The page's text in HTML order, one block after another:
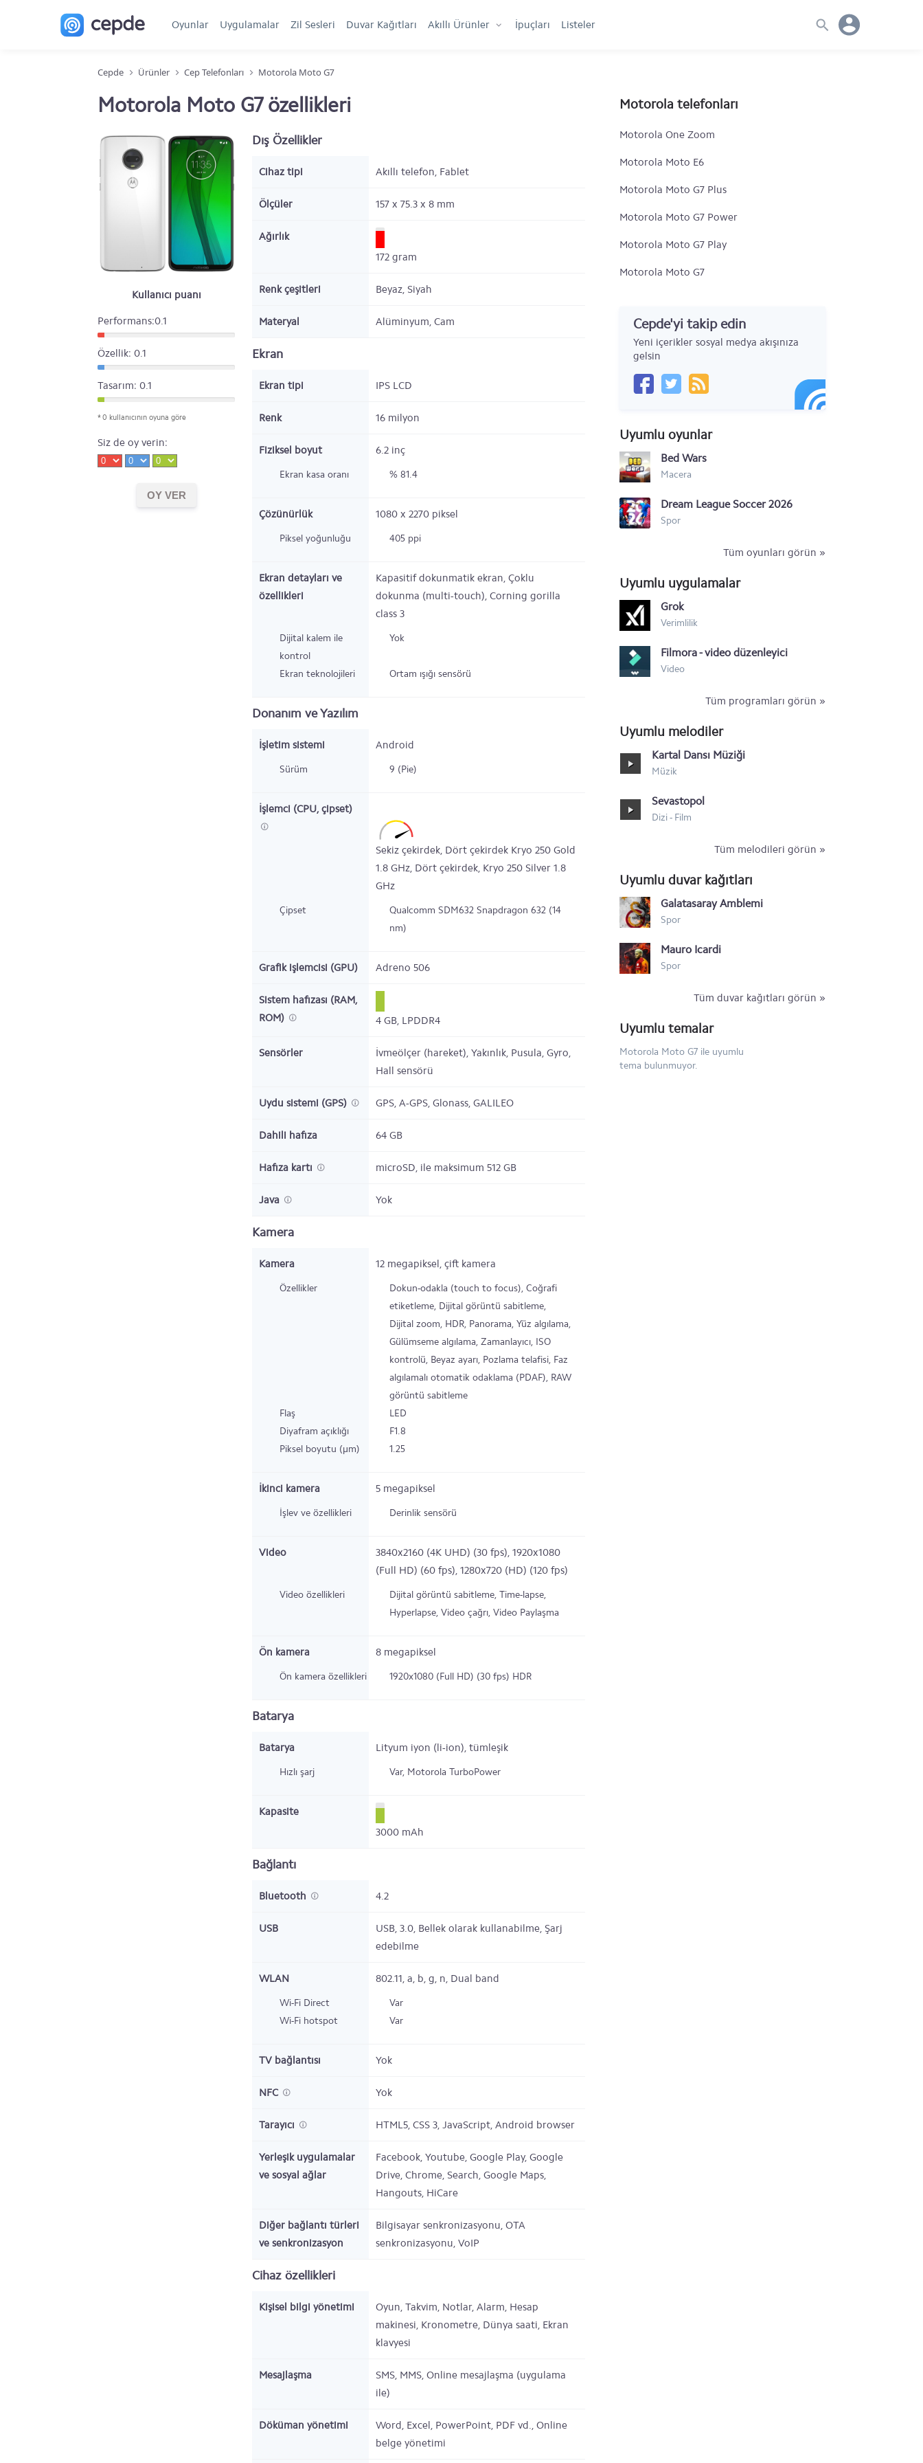
Oyunlar Uygulamalar Zil Sesleri Duvar Kağıtları Akıllı Ürünler İpuçları Listeler
Cepde Ürünler Cep Telefonları Motorola Moto G7
Motorola Moto G7 özellikleri
Kullanıcı puanı
Performans:0.1
Özellik: 0.1
Tasarım: 0.1
* 0 kullanıcının oyuna göre
Siz de oy verin:
Dış Özellikler
Cihaz tipi Akıllı telefon, Fablet
Ölçüler 157 x 75.3 x 8 mm
Ağırlık
172 gram
Renk çeşitleri Beyaz, Siyah
Materyal Alüminyum, Cam
Ekran
Ekran tipi IPS LCD
Renk 16 milyon
Fiziksel boyut 6.2 inç
Ekran kasa oranı % 81.4
Çözünürlük 1080 x 2270 piksel
Piksel yoğunluğu 405 ppi
Ekran detayları ve
özellikleri
Kapasitif dokunmatik ekran, Çoklu
dokunma (multi-touch), Corning gorilla
class 3
Dijital kalem ile
kontrol
Yok
Ekran teknolojileri Ortam ışığı sensörü
Donanım ve Yazılım
İşletim sistemi Android
Sürüm 9 (Pie)
İşlemci (CPU, çipset)
Sekiz çekirdek, Dört çekirdek Kryo 250 Gold
1.8 GHz, Dört çekirdek, Kryo 250 Silver 1.8
GHz
Çipset
Qualcomm SDM632 Snapdragon 632 (14
nm)
Grafik işlemcisi (GPU) Adreno 506
Sistem hafızası (RAM,
ROM)
4 GB, LPDDR4
Sensörler
İvmeölçer (hareket), Yakınlık, Pusula, Gyro,
Hall sensörü
Uydu sistemi (GPS) GPS, A-GPS, Glonass, GALILEO
Dahili hafıza 64 GB
Hafıza kartı microSD, ile maksimum 512 GB
Java Yok
Kamera
Kamera 12 megapiksel, çift kamera
Özellikler
Dokun-odakla (touch to focus), Coğrafi
etiketleme, Dijital görüntü sabitleme,
Dijital zoom, HDR, Panorama, Yüz algılama,
Gülümseme algılama, Zamanlayıcı, ISO
kontrolü, Beyaz ayarı, Pozlama telafisi, Faz
algılamalı otomatik odaklama (PDAF), RAW
görüntü sabitleme
Flaş
LED
Diyafram açıklığı
F1.8
Piksel boyutu (µm)
1.25
İkinci kamera 5 megapiksel
İşlev ve özellikleri Derinlik sensörü
Video
3840x2160 (4K UHD) (30 fps), 1920x1080
(Full HD) (60 fps), 1280x720 (HD) (120 fps)
Video özellikleri
Dijital görüntü sabitleme, Time-lapse,
Hyperlapse, Video çağrı, Video Paylaşma
Ön kamera 8 megapiksel
Ön kamera özellikleri 1920x1080 (Full HD) (30 fps) HDR
Batarya
Batarya Lityum iyon (li-ion), tümleşik
Hızlı şarj Var, Motorola TurboPower
Kapasite
3000 mAh
Bağlantı
Bluetooth 4.2
USB USB, 3.0, Bellek olarak kullanabilme, Şarj
edebilme
WLAN 802.11, a, b, g, n, Dual band
Wi-Fi Direct
Var
Wi-Fi hotspot
Var
TV bağlantısı Yok
NFC Yok
Tarayıcı HTML5, CSS 3, JavaScript, Android browser
Yerleşik uygulamalar
ve sosyal ağlar
Facebook, Youtube, Google Play, Google
Drive, Chrome, Search, Google Maps,
Hangouts, HiCare
Diğer bağlantı türleri
ve senkronizasyon
Bilgisayar senkronizasyonu, OTA
senkronizasyonu, VoIP
Cihaz özellikleri
Kişisel bilgi yönetimi
Oyun, Takvim, Notlar, Alarm, Hesap
makinesi, Kronometre, Dünya saati, Ekran
klavyesi
Mesajlaşma
SMS, MMS, Online mesajlaşma (uygulama
ile)
Döküman yönetimi
Word, Excel, PowerPoint, PDF vd., Online
belge yönetimi
Motorola telefonları
Motorola One Zoom
Motorola Moto E6
Motorola Moto G7 Plus
Motorola Moto G7 Power
Motorola Moto G7 Play
Motorola Moto G7
Motorola Moto Z4
Motorola One Vision
Motorola Razr (2019)
Motorola Moto X
Motorola RAZR i
Motorola RAZR M
Motorola Motoluxe XT615
Motorola Defy Mini XT320
Motorola XT532
Motorola Nexus 6
Cepde'yi takip edin
Yeni içerikler sosyal medya akışınıza
gelsin
Uyumlu oyunlar
Bed Wars
Macera
Dream League Soccer 2026
Spor
Tüm oyunları görün »
Uyumlu uygulamalar
Grok
Verimlilik
Filmora - video düzenleyici
Video
Tüm programları görün »
Uyumlu melodiler
Kartal Dansı Müziği
Müzik
Sevastopol
Dizi - Film
Tüm melodileri görün »
Uyumlu duvar kağıtları
Galatasaray Amblemi
Spor
Mauro Icardi
Spor
Tüm duvar kağıtları görün »
Uyumlu temalar
Motorola Moto G7 ile uyumlu
tema bulunmuyor.